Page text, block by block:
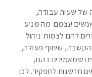
של שעות עבודה,
עצמם: מה מניע
להם לצמוח. ניהול
הקשבה, שיתוף פעולה,
שמאמינים בהם,
חדשנות לתפקיד. לכן